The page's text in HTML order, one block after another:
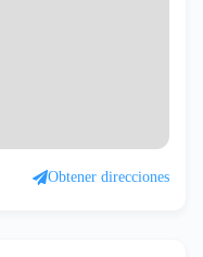
Obtener direcciones